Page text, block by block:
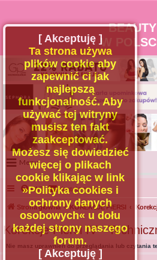
BEAUTY
W
Menu
Portal
Facebook
Regulamin
Zapytaj administratora
Kontakt
FAQ Kontakt z nami
Strona główna KOREKCJE PIERSI
Korekcje Piersi IV -
Nie masz uprawnień do przeglądania lub czytania
[ Akceptuję ]
Ta strona używa
plików cookie aby
zapewnić ci jak
najlepszą
funkcjonalność. Aby
używać tej witryny
musisz ten fakt
zaakceptować.
Możesz się dowiedzieć
więcej o plikach
cookie klikając w link
»Polityka cookies i
ochrony danych
osobowych« u dołu
każdej strony naszego
forum.
[ Akceptuję ]